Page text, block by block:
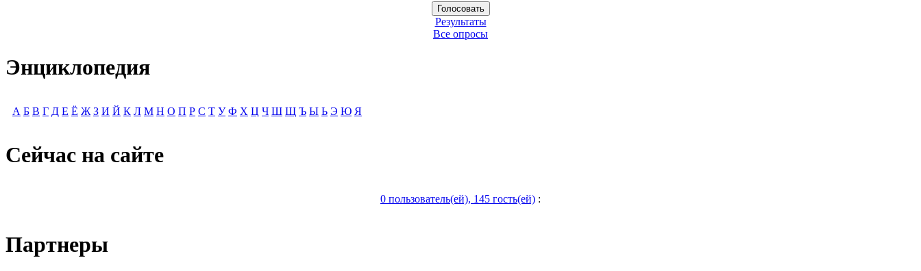
Результаты
Все опросы
Энциклопедия
А Б В Г Д Е Ё Ж З И Й К Л М Н О П Р С Т У Ф Х Ц Ч Ш Щ Ъ Ы Ь Э Ю Я
Сейчас на сайте
0 пользователь(ей), 145 гость(ей) :
Партнеры